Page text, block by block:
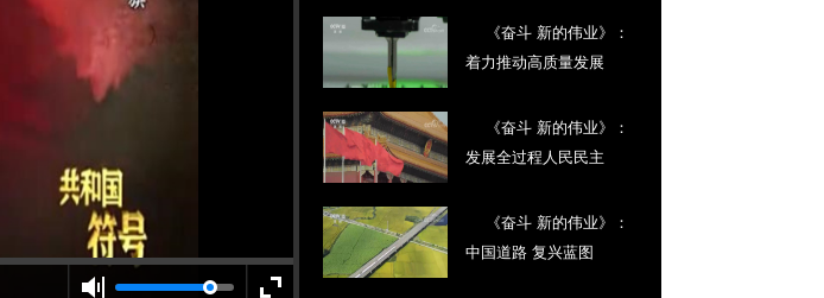
《奋斗 新的伟业》：
着力推动高质量发展
《奋斗 新的伟业》：
发展全过程人民民主
《奋斗 新的伟业》：
中国道路 复兴蓝图